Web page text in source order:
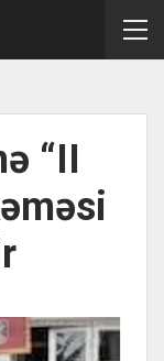
“II